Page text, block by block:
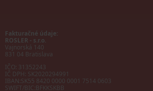
Fakturačné údaje:
ROSLER - s.r.o.
Vajnorská 140
831 04 Bratislava
IČO: 31352243
IČ DPH: SK2020294991
IBAN:SK55 8420 0000 0001 7514 0603
SWIFT/BIC:BFKKSKBB